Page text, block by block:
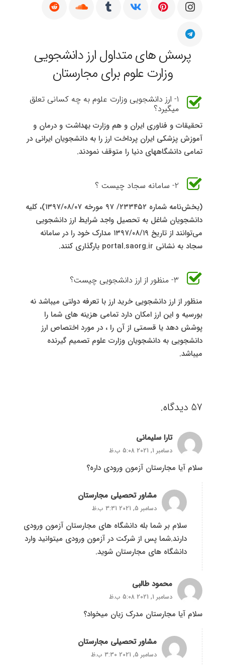
پرسش های متداول ارز دانشجویی
وزارت علوم برای مجارستان
1- ارز دانشجویی وزارت علوم به چه کسانی تعلق
میگیرد؟
تحقیقات و فناوری ایران و هم وزارت بهداشت و درمان و
آموزش پزشکی ایران پرداخت ارز را به دانشجویان ایرانی در
تمامی دانشگاههای دنیا را متوقف نمودند.
2- سامانه سجاد چیست ؟
(بخش‌نامه شماره ۲۳۳۴۵۲/ ۹۷ مورخه ۱۳۹۷/۰۸/۰۷)، کلیه
دانشجویان شاغل به تحصیل واجد شرایط ارز دانشجویی
می‌توانند از تاریخ ۱۳۹۷/۰۸/۱۹ مدارک خود را در سامانه
سجاد به نشانی portal.saorg.ir بارگذاری کنند.
3- منظور از ارز دانشجویی چیست؟
منظور از ارز دانشجویی خرید ارز با تعرفه دولتی میباشد نه
بورسیه و این ارز امکان دارد تمامی هزینه های شما را
پوشش دهد یا قسمتی از آن را ، در مورد اختصاص ارز
دانشجویی به دانشجویان وزارت علوم تصمیم گیرنده
میباشد.
57 دیدگاه.
تارا سلیمانی
دسامبر 1, 2021 5:08 ب.ظ
سلام آیا مجارستان آزمون ورودی داره؟
مشاور تحصیلی مجارستان
دسامبر 5, 2021 3:31 ب.ظ
سلام بر شما بله دانشگاه های مجارستان آزمون ورودی
دارند.شما پس از شرکت در آزمون ورودی میتوانید وارد
دانشگاه های مجارستان شوید.
محمود طالبی
دسامبر 1, 2021 5:08 ب.ظ
سلام آیا مجارستان مدرک زبان میخواد؟
مشاور تحصیلی مجارستان
دسامبر 5, 2021 3:30 ب.ظ